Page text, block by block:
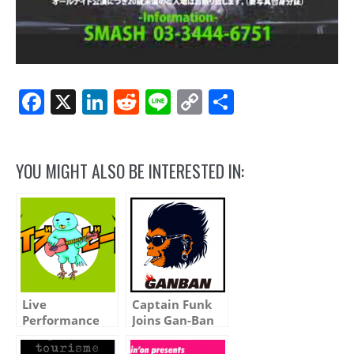
Facebook
X LinkedIn
Reddit
LineCopy
YOU MIGHT ALSO BE INTERESTED IN:
Live
Performance
Captain Funk
Joins Gan-Ban